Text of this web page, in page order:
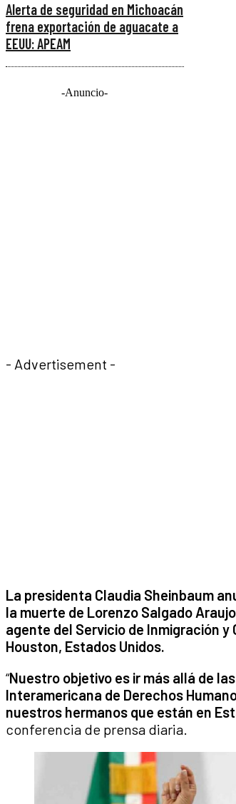
Alerta de seguridad en Michoacán
frena exportación de aguacate a
EEUU: APEAM
-Anuncio-
- Advertisement -
La presidenta Claudia Sheinbaum
la muerte de Lorenzo Salgado
agente del Servicio de Inmigración
Houston, Estados Unidos.
“Nuestro objetivo es ir más allá de
Interamericana de Derechos
nuestros hermanos que están en
conferencia de prensa diaria.